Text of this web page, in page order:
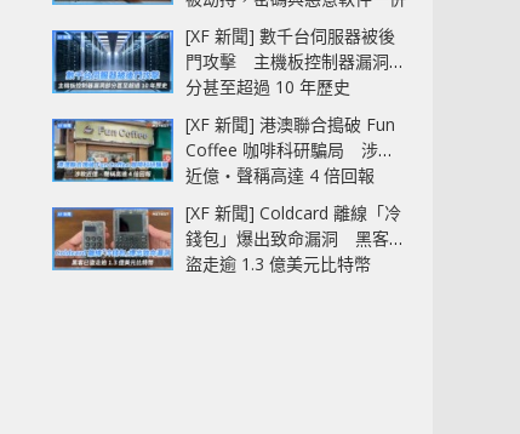
中招
[XF 新聞] 數千台伺服器被後
門攻擊 主機板控制器漏洞部
分甚至超過 10 年歷史
[XF 新聞] 港澳聯合搗破 Fun
Coffee 咖啡科研騙局 涉款
近億‧聲稱高達 4 倍回報
[XF 新聞] Coldcard 離線「冷
錢包」爆出致命漏洞 黑客已
盜走逾 1.3 億美元比特幣